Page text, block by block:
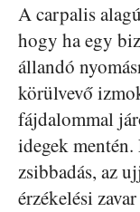
A carpalis
hogy ha egy
állandó
körülvevő
fájdalommal
idegek
zsibbadás, az
érzékelési